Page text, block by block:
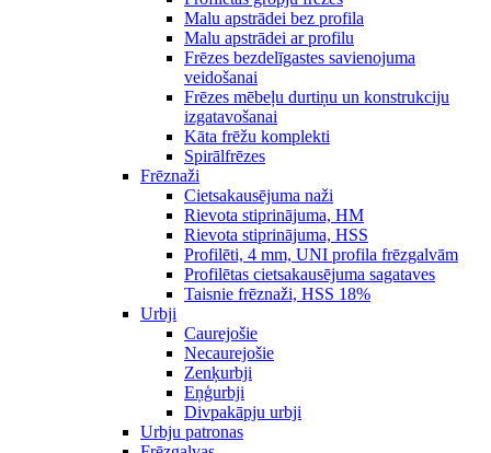
Malu apstrādei bez profila
Malu apstrādei ar profilu
Frēzes bezdelīgastes savienojuma
veidošanai
Frēzes mēbeļu durtiņu un konstrukciju
izgatavošanai
Kāta frēžu komplekti
Spirālfrēzes
Frēznaži
Cietsakausējuma naži
Rievota stiprinājuma, HM
Rievota stiprinājuma, HSS
Profilēti, 4 mm, UNI profila frēzgalvām
Profilētas cietsakausējuma sagataves
Taisnie frēznaži, HSS 18%
Urbji
Caurejošie
Necaurejošie
Zenķurbji
Eņģurbji
Divpakāpju urbji
Urbju patronas